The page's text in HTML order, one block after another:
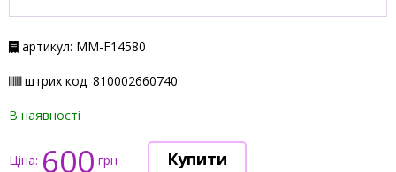
артикул: ММ-F14580
штрих код: 810002660740
В наявності
Ціна: 600 грн